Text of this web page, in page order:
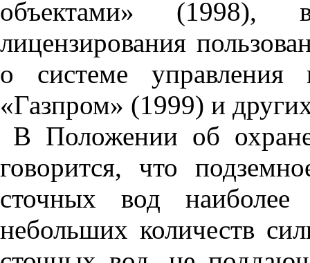
объектами»
лицензирования
о системе управления
«Газпром» (1999) и
В Положении об
говорится, что
сточных вод наиболее
небольших количеств